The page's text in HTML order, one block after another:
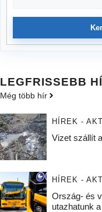
LEGFRISSEBB
Még több hír
HÍREK -
Vizet szállít
HÍREK -
Ország- és
utazhatunk